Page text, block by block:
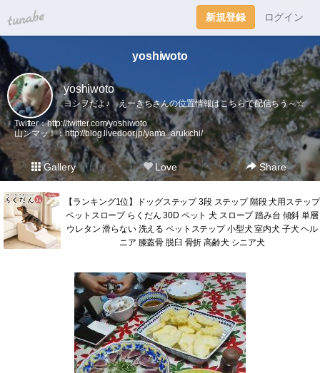
tuna.be 新規登録 ログイン
yoshiwoto
yoshiwoto
ヨシヲだよ♪ えーきちさんの位置情報はこちらで配信ちう～☆
Twitter：http://twitter.com/yoshiwoto
山ンマッ！：http://blog.livedoor.jp/yama_arukichi/
Gallery Love Share
【ランキング1位】ドッグステップ 3段 ステップ 階段 犬用ステップ
ペットスロープ らくだん 30D ペット 犬 スロープ 踏み台 傾斜 単層
ウレタン 滑らない 洗える ペットステップ 小型犬 室内犬 子犬 ヘル
ニア 膝蓋骨 脱臼 骨折 高齢犬 シニア犬